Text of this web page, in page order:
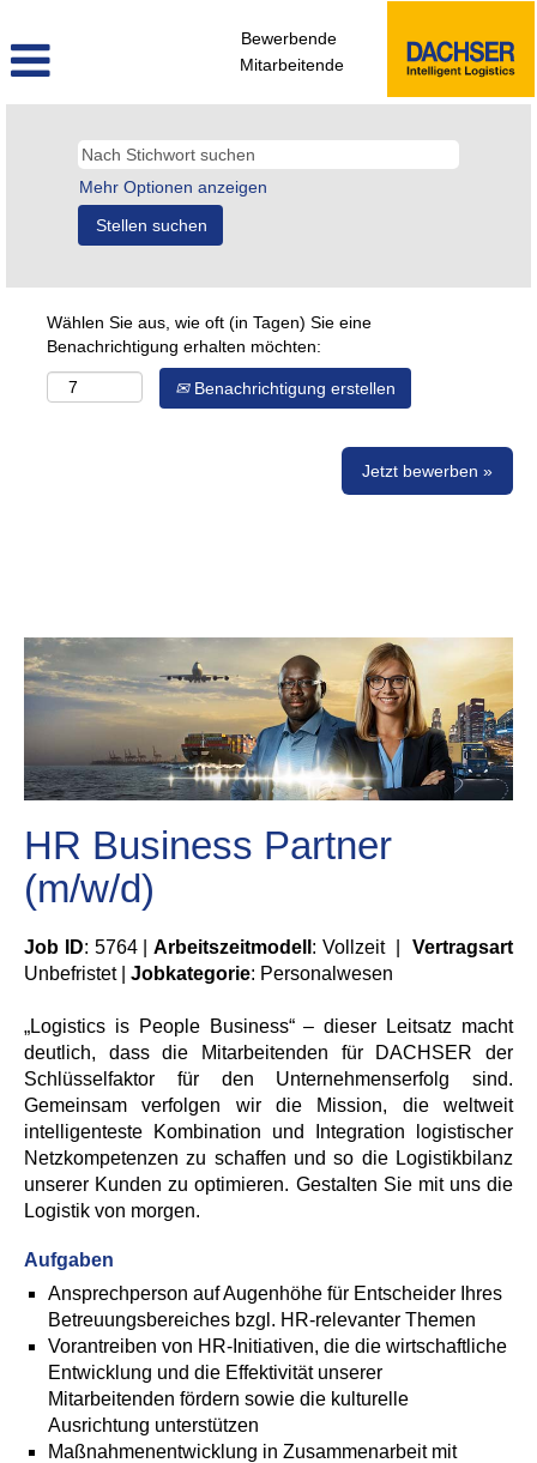
Bewerbende
Mitarbeitende
Mehr Optionen anzeigen
Wählen Sie aus, wie oft (in Tagen) Sie eine
Benachrichtigung erhalten möchten:
Benachrichtigung erstellen
Jetzt bewerben »
HR Business Partner
(m/w/d)
Job ID: 5764 |Arbeitszeitmodell : Vollzeit |Vertragsart
Unbefristet | Jobkategorie: Personalwesen
„Logistics is People Business“ – dieser Leitsatz macht
deutlich, dass die Mitarbeitenden für DACHSER der
Schlüsselfaktor für den Unternehmenserfolg sind.
Gemeinsam verfolgen wir die Mission, die weltweit
intelligenteste Kombination und Integration logistischer
Netzkompetenzen zu schaffen und so die Logistikbilanz
unserer Kunden zu optimieren. Gestalten Sie mit uns die
Logistik von morgen.
Aufgaben
Ansprechperson auf Augenhöhe für Entscheider Ihres
Betreuungsbereiches bzgl. HR-relevanter Themen
Vorantreiben von HR-Initiativen, die die wirtschaftliche
Entwicklung und die Effektivität unserer
Mitarbeitenden fördern sowie die kulturelle
Ausrichtung unterstützen
Maßnahmenentwicklung in Zusammenarbeit mit